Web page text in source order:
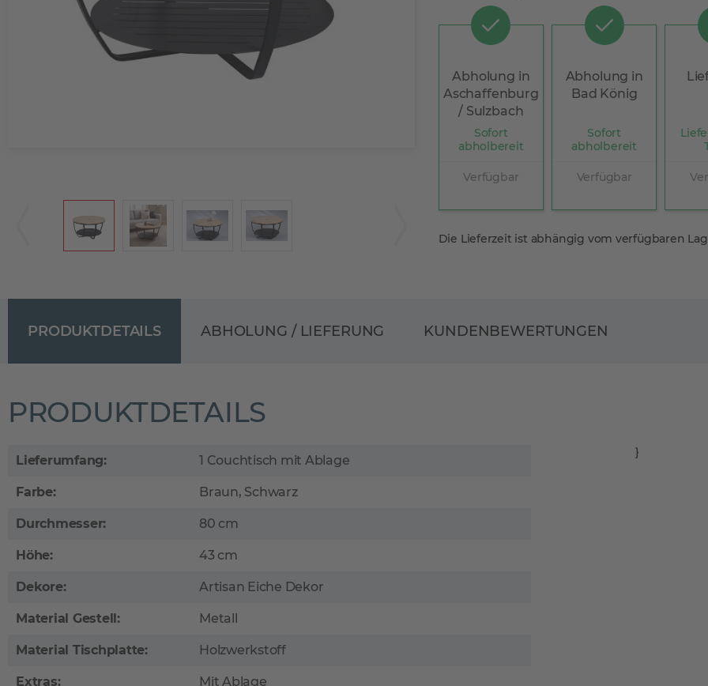
Abholung in
Aschaffenburg
/ Sulzbach
Sofort
abholbereit
Verfügbar
Abholung in
Bad König
Sofort
abholbereit
Verfügbar
Die Lieferzeit ist abhängig vom verfügbaren
PRODUKTDETAILS
PRODUKTDETAILS
Lieferumfang: 1 Couchtisch mit Ablage
Farbe: Braun, Schwarz
Durchmesser: 80 cm
Höhe: 43 cm
Dekore: Artisan Eiche Dekor
Material Gestell: Metall
Material Tischplatte: Holzwerkstoff
Extras: Mit Ablage
}
ABHOLUNG / LIEFERUNG KUNDENBEWERTUNGEN